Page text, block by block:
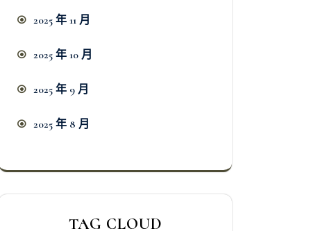
2025 年 11 月
2025 年 10 月
2025 年 9 月
2025 年 8 月
TAG CLOUD